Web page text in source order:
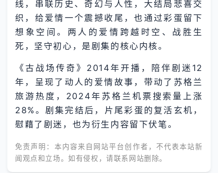
线，串联历史、奇幻与人性，大结局悲喜交
织，给爱情一个震撼收尾，也通过彩蛋留下
想象空间。两人的爱情跨越时空、战胜生
死，坚守初心，是剧集的核心内核。
《古战场传奇》2014年开播，陪伴剧迷12
年，呈现了动人的爱情故事，带动了苏格兰
旅游热度，2024年苏格兰机票搜索量上涨
28%。剧集完结后，片尾彩蛋的复活玄机，
慰藉了剧迷，也为衍生内容留下伏笔。
免责声明：本内容来自网站平台创作者，不代表本站新
闻观点和立场。如有侵权，请联系网站删除。